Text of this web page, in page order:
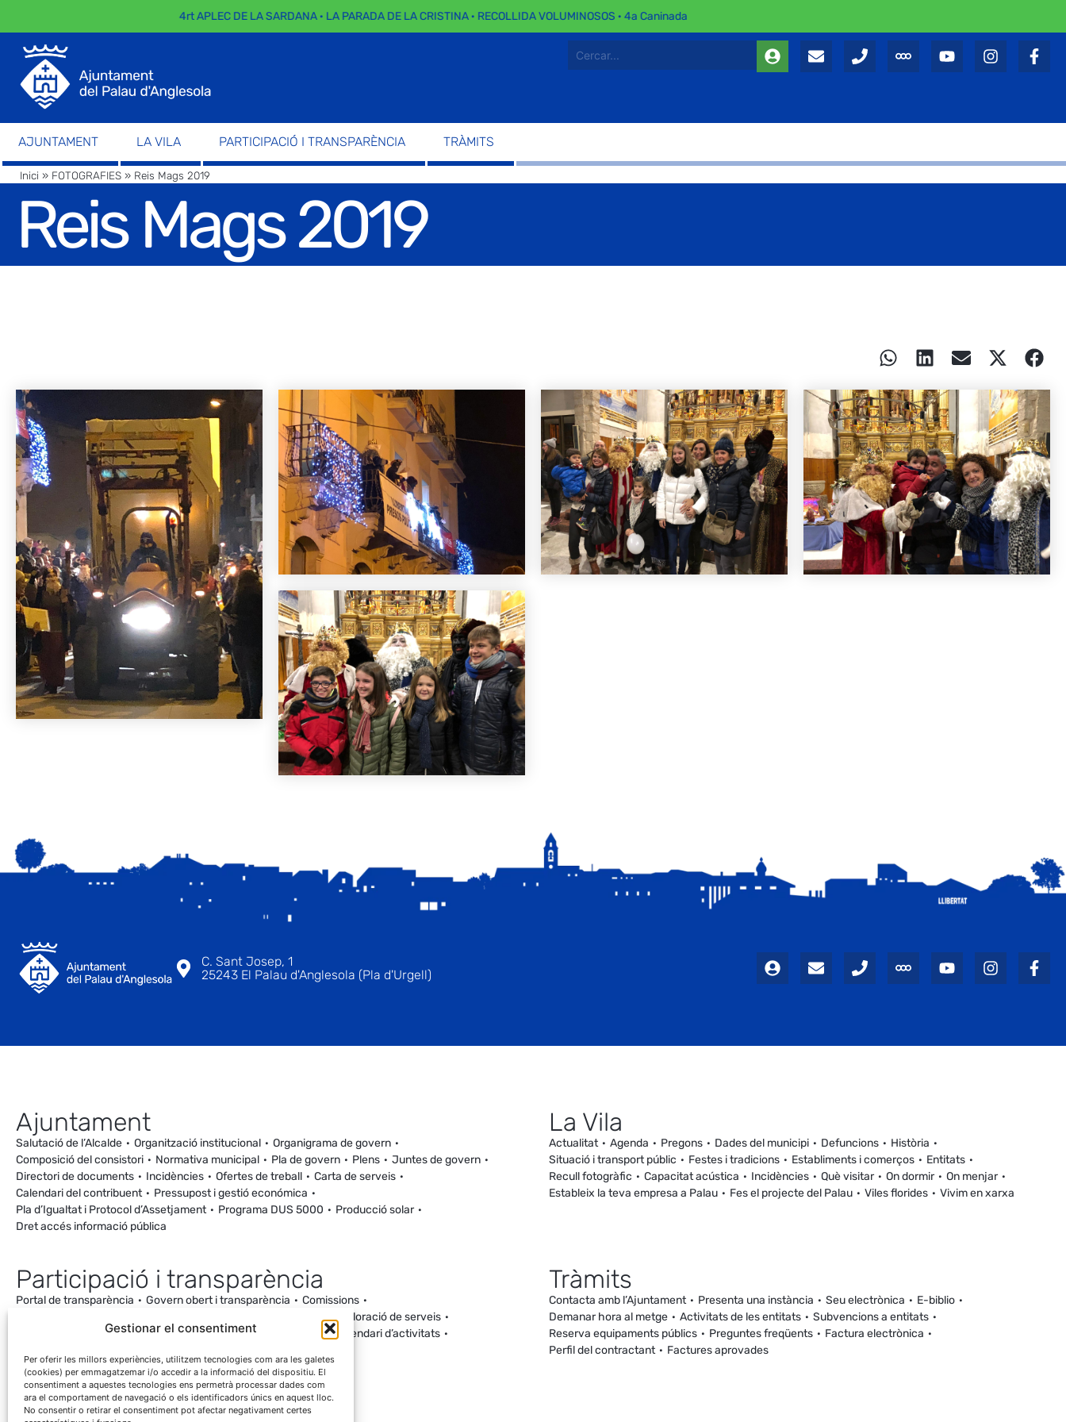
Gestionar el consentiment
Per oferir les millors experiències, utilitzem tecnologies com ara les galetes
(cookies) per emmagatzemar i/o accedir a la informació del dispositiu. El
consentiment a aquestes tecnologies ens permetrà processar dades com
ara el comportament de navegació o els identificadors únics en aquest lloc.
No consentir o retirar el consentiment pot afectar negativament certes
4rt APLEC DE LA SARDANA · LA PARADA DE LA CRISTINA · RECOLLIDA VOLUMINOSOS · 4a Caninada
AJUNTAMENT LA VILA PARTICIPACIÓ I TRANSPARÈNCIA TRÀMITS
Inici » FOTOGRAFIES » Reis Mags 2019
Reis Mags 2019
C. Sant Josep, 1
25243 El Palau d'Anglesola (Pla d'Urgell)
Ajuntament
Salutació de l’Alcalde Organització institucional
Organigrama de govern
Composició del consistori
Normativa municipal Pla de govern Plens
Juntes de govern
Directori de documents
Incidències Ofertes de treball
Carta de serveis
Calendari del contribuent
Pressupost i gestió económica
Pla d’Igualtat i Protocol d’Assetjament
Programa DUS 5000
Producció solar
Dret accés informació pública
La Vila
Actualitat Agenda Pregons Dades del municipi Defuncions
Història
Situació i transport públic
Festes i tradicions Establiments i comerços
Entitats
Recull fotogràfic
Capacitat acústica Incidències Què visitar On dormir
On menjar
Estableix la teva empresa a Palau
Fes el projecte del Palau Viles florides Vivim en xarxa
Participació i transparència
Portal de transparència Govern obert i transparència
Comissions
Processos participatius
Valoració de serveis
Canal de denúncies Comunitat local d’energia
Calendari d’activitats
Tràmits
Contacta amb l’Ajuntament Presenta una instància Seu electrònica
E-biblio
Demanar hora al metge
Activitats de les entitats
Subvencions a entitats
Reserva equipaments públics
Preguntes freqüents
Factura electrònica
Perfil del contractant
Factures aprovades